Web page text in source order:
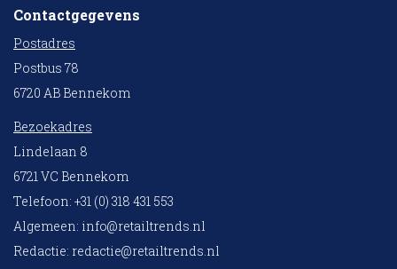
Contactgegevens
Postadres
Postbus 78
6720 AB Bennekom
Bezoekadres
Lindelaan 8
6721 VC Bennekom
Telefoon: +31 (0) 318 431 553
Algemeen: info@retailtrends.nl
Redactie: redactie@retailtrends.nl